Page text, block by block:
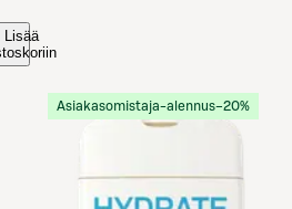
Lisää
Asiakasomistaja-alennus−20%